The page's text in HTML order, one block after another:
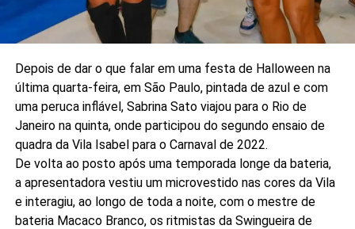
Depois de dar o que falar em uma festa de Halloween na
última quarta-feira, em São Paulo, pintada de azul e com
uma peruca inflável, Sabrina Sato viajou para o Rio de
Janeiro na quinta, onde participou do segundo ensaio de
quadra da Vila Isabel para o Carnaval de 2022.
De volta ao posto após uma temporada longe da bateria,
a apresentadora vestiu um microvestido nas cores da Vila
e interagiu, ao longo de toda a noite, com o mestre de
bateria Macaco Branco, os ritmistas da Swingueira de